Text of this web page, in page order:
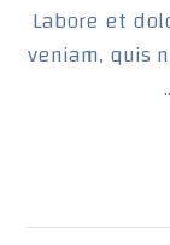
Labore et
veniam, quis